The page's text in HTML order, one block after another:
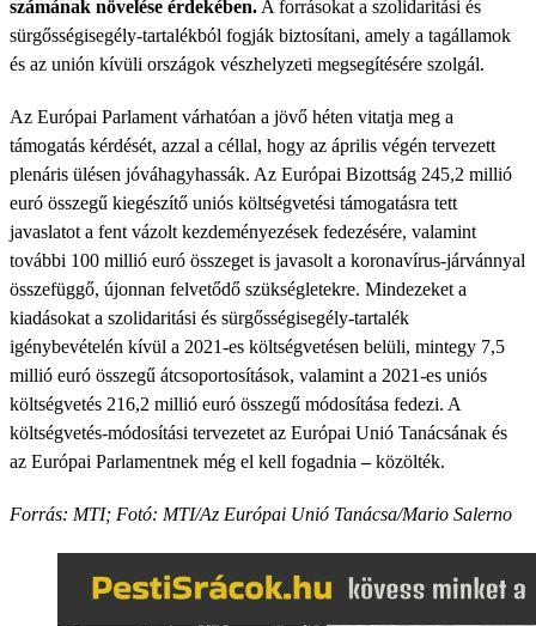
számának növelése érdekében. A forrásokat a szolidaritási és
sürgősségisegély-tartalékból fogják biztosítani, amely a tagállamok
és az unión kívüli országok vészhelyzeti megsegítésére szolgál.
Az Európai Parlament várhatóan a jövő héten vitatja meg a
támogatás kérdését, azzal a céllal, hogy az április végén tervezett
plenáris ülésen jóváhagyhassák. Az Európai Bizottság 245,2 millió
euró összegű kiegészítő uniós költségvetési támogatásra tett
javaslatot a fent vázolt kezdeményezések fedezésére, valamint
további 100 millió euró összeget is javasolt a koronavírus-járvánnyal
összefüggő, újonnan felvetődő szükségletekre. Mindezeket a
kiadásokat a szolidaritási és sürgősségisegély-tartalék
igénybevételén kívül a 2021-es költségvetésen belüli, mintegy 7,5
millió euró összegű átcsoportosítások, valamint a 2021-es uniós
költségvetés 216,2 millió euró összegű módosítása fedezi. A
költségvetés-módosítási tervezetet az Európai Unió Tanácsának és
az Európai Parlamentnek még el kell fogadnia–közölték.
Forrás: MTI; Fotó: MTI/Az Európai Unió Tanácsa/Mario Salerno